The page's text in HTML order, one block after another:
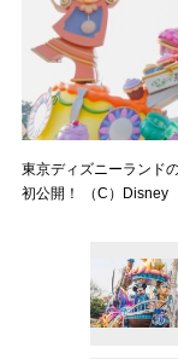
東京ディズニーランド
初公開！ （C）Disney